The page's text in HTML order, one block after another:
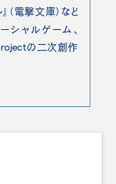
（電撃文庫）など
シャルゲーム、
の二次創作